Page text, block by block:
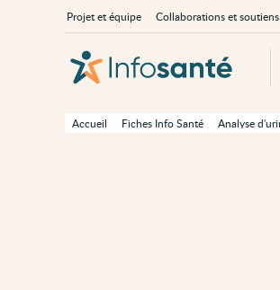
Accueil Fiches Info Santé
principale
À
propos
Projet et équipe Collaborations et soutiens